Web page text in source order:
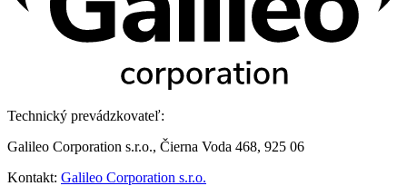
Technický prevádzkovateľ:
Galileo Corporation s.r.o., Čierna Voda 468, 925 06
Kontakt: Galileo Corporation s.r.o.